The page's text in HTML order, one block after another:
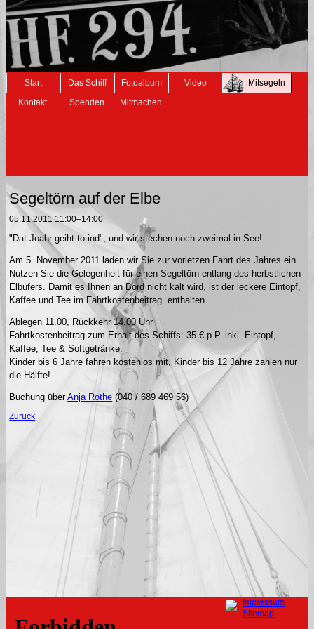
Navigation
überspringen
Start Das Schiff Fotoalbum Video
Mitsegeln
Kontakt
Spenden Mitmachen
Segeltörn auf der Elbe
05.11.2011 11:00–14:00
"Dat Joahr geiht to ind", und wir stechen noch zweimal in See!
Am 5. November 2011 laden wir Sie zur vorletzen Fahrt des Jahres ein.
Nutzen Sie die Gelegenheit für einen Segeltörn entlang des herbstlichen
Elbufers. Damit es Ihnen an Bord nicht kalt wird, ist der leckere Eintopf,
Kaffee und Tee im Fahrtkostenbeitrag enthalten.
Ablegen 11.00, Rückkehr 14.00 Uhr
Fahrtkostenbeitrag zum Erhalt des Schiffs: 35 € p.P. inkl. Eintopf,
Kaffee, Tee & Softgetränke.
Kinder bis 6 Jahre fahren kostenlos mit, Kinder bis 12 Jahre zahlen nur
die Hälfte!
Buchung überAnja Rothe (040 / 689 469 56)
Zurück
Navigation
überspringen
Impressum
Sitemap